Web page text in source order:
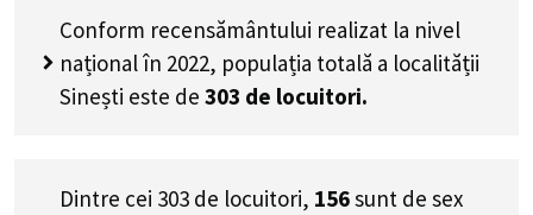
Conform recensământului realizat la nivel
național în 2022, populația totală a localității
Sinești este de 303 de locuitori.
Dintre cei 303 de locuitori, 156sunt de sex